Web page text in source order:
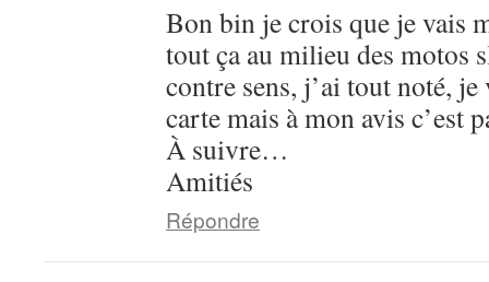
Bon bin je crois que je vais
tout ça au milieu des motos
contre sens, j’ai tout noté,
carte mais à mon avis c’est
À suivre…
Amitiés
Répondre